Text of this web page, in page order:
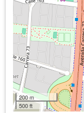
200 m
500 ft